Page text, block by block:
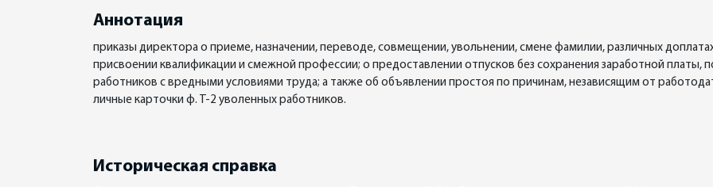
Аннотация
приказы директора о приеме, назначении, переводе, совмещении, увольнении, смене фамилии, различных
присвоении квалификации и смежной профессии; о предоставлении отпусков без сохранения заработной платы,
работников с вредными условиями труда; а также об объявлении простоя по причинам, независящим от
личные карточки ф. Т-2 уволенных работников.
Историческая справка